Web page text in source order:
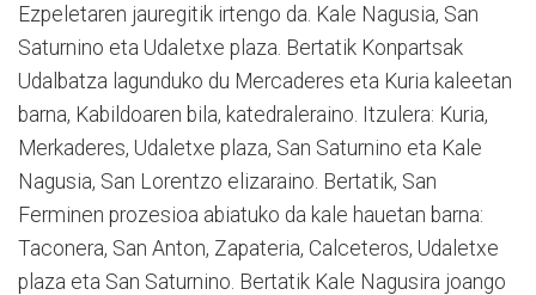
Ezpeletaren jauregitik irtengo da. Kale Nagusia, San
Saturnino eta Udaletxe plaza. Bertatik Konpartsak
Udalbatza lagunduko du Mercaderes eta Kuria kaleetan
barna, Kabildoaren bila, katedraleraino. Itzulera: Kuria,
Merkaderes, Udaletxe plaza, San Saturnino eta Kale
Nagusia, San Lorentzo elizaraino. Bertatik, San
Ferminen prozesioa abiatuko da kale hauetan barna:
Taconera, San Anton, Zapateria, Calceteros, Udaletxe
plaza eta San Saturnino. Bertatik Kale Nagusira joango